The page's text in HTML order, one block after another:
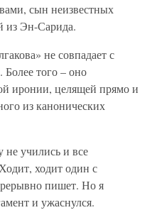
сын неизвестных
из Эн-Сарида.
не совпадает с
того – оно
иронии, целящей прямо и
из канонических
учились и все
ходит один с
пишет. Но я
и ужаснулся.